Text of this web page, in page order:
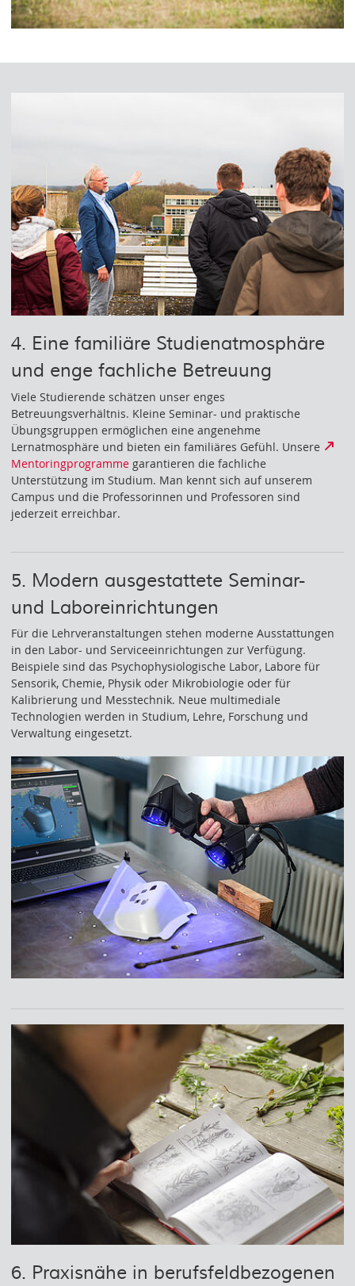
4. Eine familiäre Studienatmosphäre
und enge fachliche Betreuung
Viele Studierende schätzen unser enges
Betreuungsverhältnis. Kleine Seminar- und praktische
Übungsgruppen ermöglichen eine angenehme
Lernatmosphäre und bieten ein familiäres Gefühl. Unsere
Mentoringprogramme garantieren die fachliche
Unterstützung im Studium. Man kennt sich auf unserem
Campus und die Professorinnen und Professoren sind
jederzeit erreichbar.
5. Modern ausgestattete Seminar-
und Laboreinrichtungen
Für die Lehrveranstaltungen stehen moderne Ausstattungen
in den Labor- und Serviceeinrichtungen zur Verfügung.
Beispiele sind das Psychophysiologische Labor, Labore für
Sensorik, Chemie, Physik oder Mikrobiologie oder für
Kalibrierung und Messtechnik. Neue multimediale
Technologien werden in Studium, Lehre, Forschung und
Verwaltung eingesetzt.
6. Praxisnähe in berufsfeldbezogenen